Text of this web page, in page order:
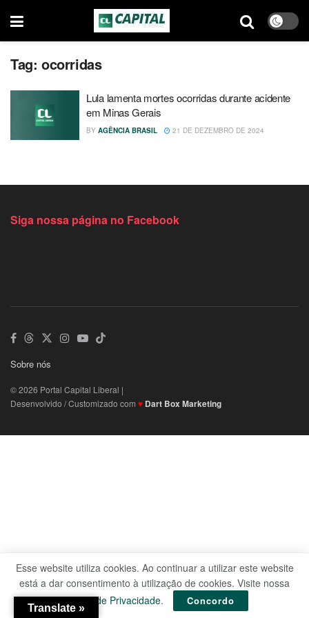
Tag: ocorridas
Lula lamenta mortes ocorridas durante acidente
em Minas Gerais
BY AGÊNCIA BRASIL 21 DE DEZEMBRO DE 2024
Siga nossa página no Facebook
Sobre nós
© 2026 Portal Capital Liberal |
Desenvolvido / Customizado com ♥ Dart Box Marketing
Translate »
Esse website utiliza cookies. Ao continuar a utilizar este website
está a dar consentimento à utilização de cookies. Visite nossa
Política de Privacidade. Concordo